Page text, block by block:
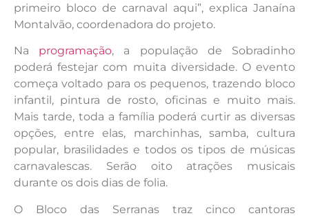
primeiro bloco de carnaval aqui”, explica Janaína
Montalvão, coordenadora do projeto.
Na programação, a população de Sobradinho
poderá festejar com muita diversidade. O evento
começa voltado para os pequenos, trazendo bloco
infantil, pintura de rosto, oficinas e muito mais.
Mais tarde, toda a família poderá curtir as diversas
opções, entre elas, marchinhas, samba, cultura
popular, brasilidades e todos os tipos de músicas
carnavalescas. Serão oito atrações musicais
durante os dois dias de folia.
O Bloco das Serranas traz cinco cantoras